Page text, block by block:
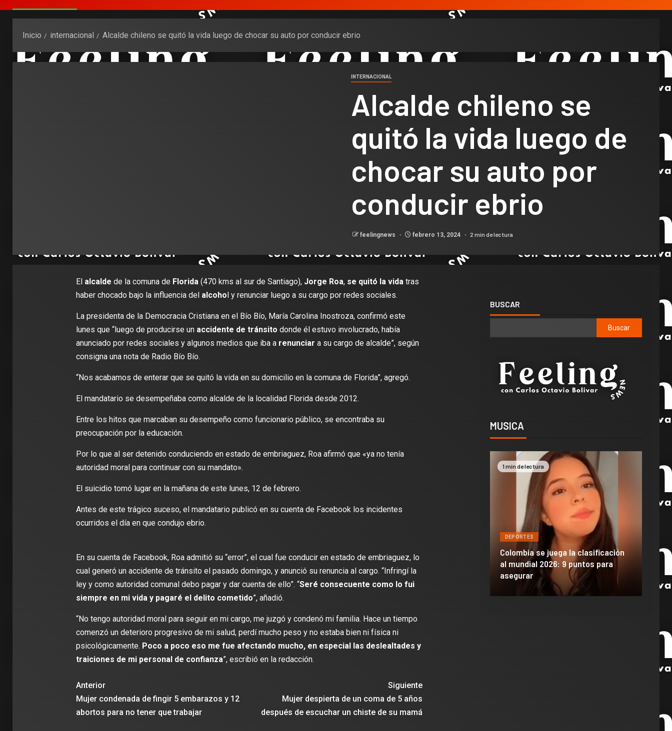
Inicio internacional Alcalde chileno se quitó la vida luego de chocar su auto por conducir ebrio
INTERNACIONAL
Alcalde chileno se
quitó la vida luego de
chocar su auto por
conducir ebrio
feelingnews febrero 13, 2024 2 min de lectura
El alcalde de la comuna de Florida(470 kms al sur de Santiago), Jorge Roa, se quitó la vidatras
haber chocado bajo la influencia del alcohol y renunciar luego a su cargo por redes sociales.
La presidenta de la Democracia Cristiana en el Bío Bío, María Carolina Inostroza, confirmó este
lunes que “luego de producirse un accidente de tránsito donde él estuvo involucrado, había
anunciado por redes sociales y algunos medios que iba a renunciar a su cargo de alcalde”, según
consigna una nota de Radio Bío Bío.
“Nos acabamos de enterar que se quitó la vida en su domicilio en la comuna de Florida”, agregó.
El mandatario se desempeñaba como alcalde de la localidad Florida desde 2012.
Entre los hitos que marcaban su desempeño como funcionario público, se encontraba su
preocupación por la educación.
Por lo que al ser detenido conduciendo en estado de embriaguez, Roa afirmó que «ya no tenía
autoridad moral para continuar con su mandato».
El suicidio tomó lugar en la mañana de este lunes, 12 de febrero.
Antes de este trágico suceso, el mandatario publicó en su cuenta de Facebook los incidentes
ocurridos el día en que condujo ebrio.
En su cuenta de Facebook, Roa admitió su “error”, el cual fue conducir en estado de embriaguez, lo
cual generó un accidente de tránsito el pasado domingo, y anunció su renuncia al cargo. “Infringí la
ley y como autoridad comunal debo pagar y dar cuenta de ello”. “Seré consecuente como lo fui
siempre en mi vida y pagaré el delito cometido”, añadió.
“No tengo autoridad moral para seguir en mi cargo, me juzgó y condenó mi familia. Hace un tiempo
comenzó un deterioro progresivo de mi salud, perdí mucho peso y no estaba bien ni física ni
psicológicamente. Poco a poco eso me fue afectando mucho, en especial las deslealtades y
traiciones de mi personal de confianza”, escribió en la redacción.
Anterior
Mujer condenada de fingir 5 embarazos y 12
abortos para no tener que trabajar
Siguiente
Mujer despierta de un coma de 5 años
después de escuchar un chiste de su mamá
BUSCAR
Buscar
MUSICA
2 min de lectura
DEPORTES
León: ‘Vengo a aportar con calidad y
con la ilusión de jugar el Mundial de
Clubes
Travis Scott lanza camiseta de
edición limitada del FC Barcelona
para el partido contra el Real Madrid
1 min de lectura
DEPORTES
Colombia se juega la clasificación
al mundial 2026: 9 puntos para
asegurar
2
de